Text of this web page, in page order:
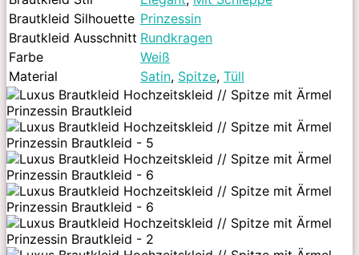
Brautkleid Silhouette Prinzessin
Brautkleid Ausschnitt Rundkragen
Farbe
Weiß
Material
Satin, Spitze, Tüll